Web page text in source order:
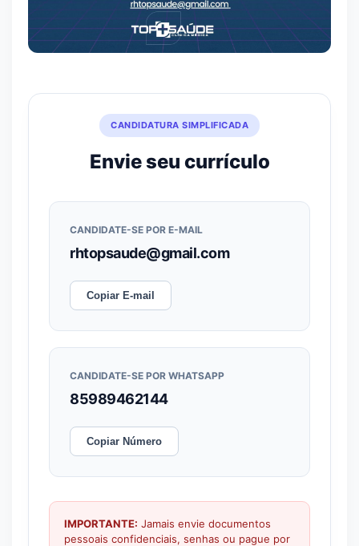
CANDIDATURA SIMPLIFICADA
Envie seu currículo
CANDIDATE-SE POR E-MAIL
rhtopsaude@gmail.com
Copiar E-mail
CANDIDATE-SE POR WHATSAPP
85989462144
Copiar Número
IMPORTANTE: Jamais envie documentos
pessoais confidenciais, senhas ou pague por